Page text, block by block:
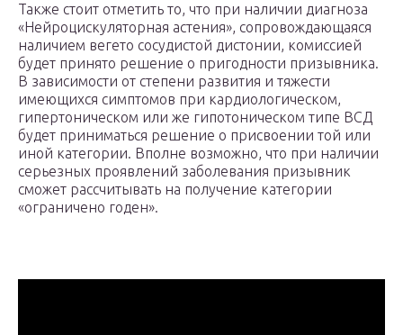
Также стоит отметить то, что при наличии диагноза
«Нейроцискуляторная астения», сопровождающаяся
наличием вегето сосудистой дистонии, комиссией
будет принято решение о пригодности призывника.
В зависимости от степени развития и тяжести
имеющихся симптомов при кардиологическом,
гипертоническом или же гипотоническом типе ВСД
будет приниматься решение о присвоении той или
иной категории. Вполне возможно, что при наличии
серьезных проявлений заболевания призывник
сможет рассчитывать на получение категории
«ограничено годен».